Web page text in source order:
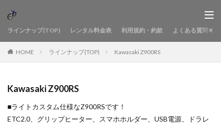
ラインナップ(TOP) レンタル料金表 利用規約・約款 よくある質問
HOME ラインナップ(TOP) Kawasaki Z900RS
Kawasaki Z900RS
■ライトカスタム仕様なZ900RSです！
ETC2.0、グリップヒーター、スマホホルダー、USB電源、ドラレ